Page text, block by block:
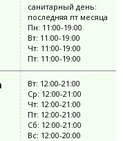
санитарный день:
последняя пт месяца
Пн: 11:00-19:00
Вт: 11:00-19:00
Чт: 11:00-19:00
Пт: 11:00-19:00
Вт: 12:00-21:00
Ср: 12:00-21:00
Чт: 12:00-21:00
Пт: 12:00-21:00
Сб: 12:00-21:00
Вс: 12:00-20:00